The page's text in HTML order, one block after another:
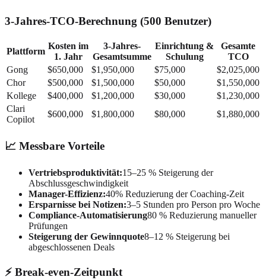
3-Jahres-TCO-Berechnung (500 Benutzer)
Plattform
Kosten im
1. Jahr
3-Jahres-
Gesamtsumme
Einrichtung &
Schulung
Gesamte
TCO
Gong
$650,000 $1,950,000 $75,000
$2,025,000
Chor
$500,000 $1,500,000 $50,000
$1,550,000
Kollege
$400,000 $1,200,000 $30,000
$1,230,000
Clari
Copilot
$600,000 $1,800,000 $80,000 $1,880,000
📈 Messbare Vorteile
Vertriebsproduktivität:15–25 % Steigerung der
Abschlussgeschwindigkeit
Manager-Effizienz:40% Reduzierung der Coaching-Zeit
Ersparnisse bei Notizen:3–5 Stunden pro Person pro Woche
Compliance-Automatisierung80 % Reduzierung manueller
Prüfungen
Steigerung der Gewinnquote8–12 % Steigerung bei
abgeschlossenen Deals
⚡ Break-even-Zeitpunkt